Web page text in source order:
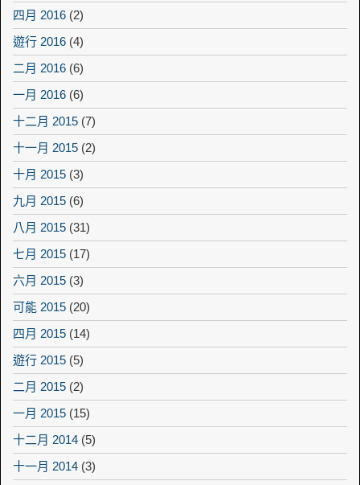
四月 2016 (2)
遊行 2016 (4)
二月 2016 (6)
一月 2016 (6)
十二月 2015 (7)
十一月 2015 (2)
十月 2015 (3)
九月 2015 (6)
八月 2015 (31)
七月 2015 (17)
六月 2015 (3)
可能 2015 (20)
四月 2015 (14)
遊行 2015 (5)
二月 2015 (2)
一月 2015 (15)
十二月 2014 (5)
十一月 2014 (3)